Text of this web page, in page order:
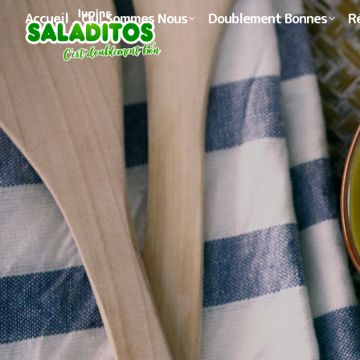
Accueil Qui Sommes Nous Doublement Bonnes